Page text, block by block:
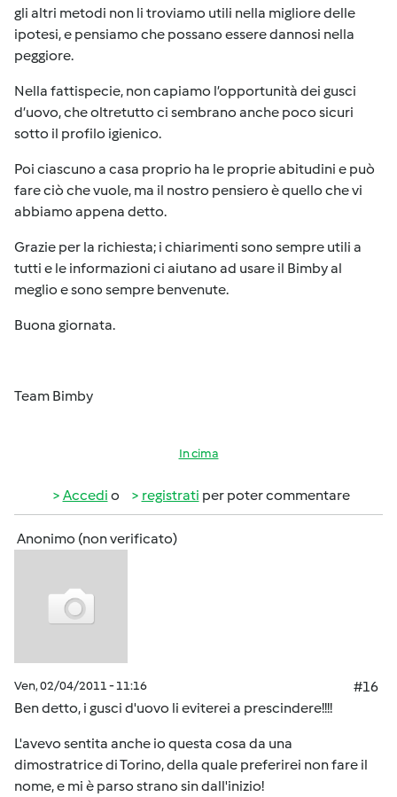
gli altri metodi non li troviamo utili nella migliore delle
ipotesi, e pensiamo che possano essere dannosi nella
peggiore.
Nella fattispecie, non capiamo l’opportunità dei gusci
d’uovo, che oltretutto ci sembrano anche poco sicuri
sotto il profilo igienico.
Poi ciascuno a casa proprio ha le proprie abitudini e può
fare ciò che vuole, ma il nostro pensiero è quello che vi
abbiamo appena detto.
Grazie per la richiesta; i chiarimenti sono sempre utili a
tutti e le informazioni ci aiutano ad usare il Bimby al
meglio e sono sempre benvenute.
Buona giornata.
Team Bimby
In cima
Accedi o registrati per poter commentare
Anonimo (non verificato)
Ven, 02/04/2011 - 11:16
#16
Ben detto, i gusci d'uovo li eviterei a prescindere!!!!
L'avevo sentita anche io questa cosa da una
dimostratrice di Torino, della quale preferirei non fare il
nome, e mi è parso strano sin dall'inizio!